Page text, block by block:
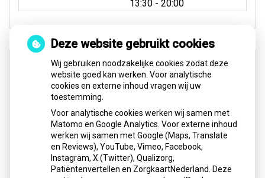
13:30 tot
- 20:00
Spoed- & Weekenddienst
Buiten onze reguliere openingstijden, op feestdagen
en in het weekend (zaterdag en zondag) kunt u voor
pijnklachten en/of spoedgevallen het volgende
nummer bellen:
0900-8602
Website:Tandarts Spoedpraktijk
Deze website gebruikt cookies
Wij gebruiken noodzakelijke cookies zodat deze
website goed kan werken. Voor analytische
cookies en externe inhoud vragen wij uw
toestemming.
Voor analytische cookies werken wij samen met
Matomo en Google Analytics. Voor externe inhoud
werken wij samen met Google (Maps, Translate
en Reviews), YouTube, Vimeo, Facebook,
Instagram, X (Twitter), Qualizorg,
Patiëntenvertellen en ZorgkaartNederland. Deze